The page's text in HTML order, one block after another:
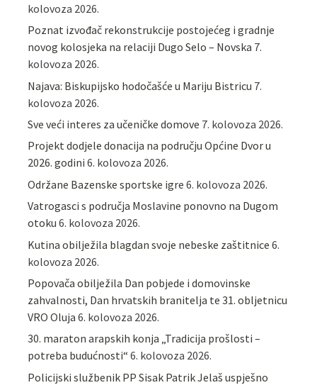
kolovoza 2026.
Poznat izvođač rekonstrukcije postojećeg i gradnje
novog kolosjeka na relaciji Dugo Selo – Novska 7.
kolovoza 2026.
Najava: Biskupijsko hodočašće u Mariju Bistricu 7.
kolovoza 2026.
Sve veći interes za učeničke domove 7. kolovoza 2026.
Projekt dodjele donacija na području Općine Dvor u
2026. godini 6. kolovoza 2026.
Održane Bazenske sportske igre 6. kolovoza 2026.
Vatrogasci s područja Moslavine ponovno na Dugom
otoku 6. kolovoza 2026.
Kutina obilježila blagdan svoje nebeske zaštitnice 6.
kolovoza 2026.
Popovača obilježila Dan pobjede i domovinske
zahvalnosti, Dan hrvatskih branitelja te 31. obljetnicu
VRO Oluja 6. kolovoza 2026.
30. maraton arapskih konja „Tradicija prošlosti –
potreba budućnosti“ 6. kolovoza 2026.
Policijski službenik PP Sisak Patrik Jelaš uspješno